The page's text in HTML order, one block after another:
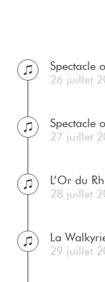
Spectacle
26 juillet
Spectacle
27 juillet
L’Or du
28 juillet
La
29 juillet